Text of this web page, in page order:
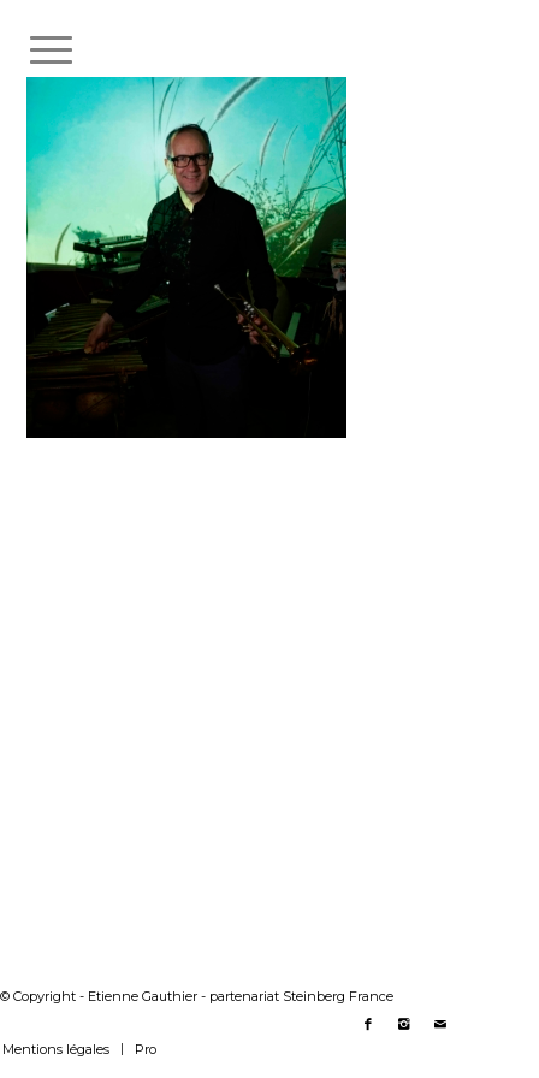
© Copyright - Etienne Gauthier - partenariat Steinberg France
Mentions légales Pro